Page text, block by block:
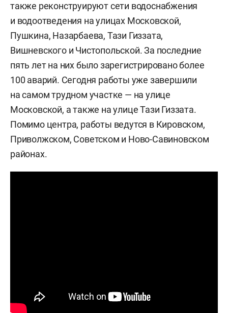
также реконструируют сети водоснабжения
и водоотведения на улицах Московской,
Пушкина, Назарбаева, Тази Гиззата,
Вишневского и Чистопольской. За последние
пять лет на них было зарегистрировано более
100 аварий. Сегодня работы уже завершили
на самом трудном участке — на улице
Московской, а также на улице Тази Гиззата.
Помимо центра, работы ведутся в Кировском,
Приволжском, Советском и Ново-Савиновском
районах.